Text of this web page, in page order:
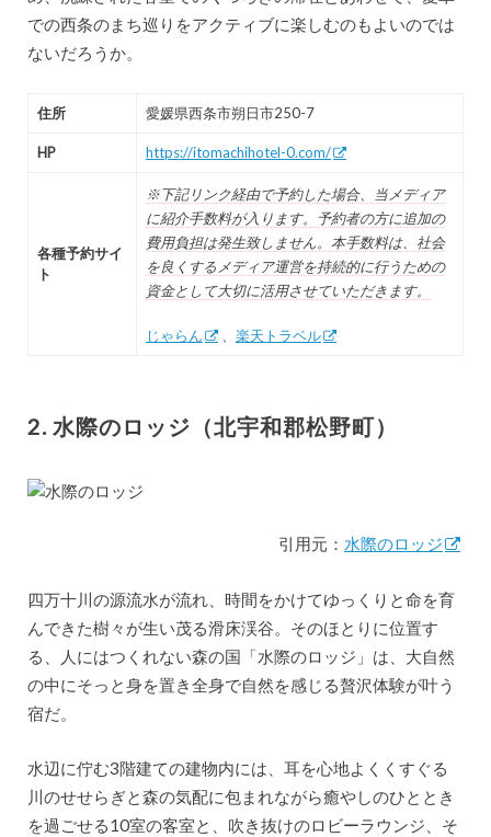
での西条のまち巡りをアクティブに楽しむのもよいのでは
ないだろうか。
住所 愛媛県⻄条市朔日市250-7
HP https://itomachihotel-0.com/
各種予約サイ
ト
※下記リンク経由で予約した場合、当メディア
に紹介手数料が入ります。予約者の方に追加の
費用負担は発生致しません。本手数料は、社会
を良くするメディア運営を持続的に行うための
資金として大切に活用させていただきます。
じゃらん 楽天トラベル
2. 水際のロッジ（北宇和郡松野町）
引用元： 水際のロッジ
四万十川の源流水が流れ、時間をかけてゆっくりと命を育
んできた樹々が生い茂る滑床渓谷。そのほとりに位置す
る、人にはつくれない森の国「水際のロッジ」は、大自然
の中にそっと身を置き全身で自然を感じる贅沢体験が叶う
宿だ。
水辺に佇む3階建ての建物内には、耳を心地よくくすぐる
川のせせらぎと森の気配に包まれながら癒やしのひととき
を過ごせる10室の客室と、吹き抜けのロビーラウンジ、そ